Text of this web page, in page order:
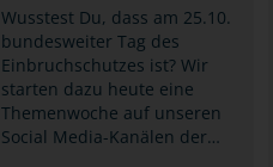
Wusstest Du, dass am 25.10.
bundesweiter Tag des
Einbruchschutzes ist? Wir
starten dazu heute eine
Themenwoche auf unseren
Social Media-Kanälen der…